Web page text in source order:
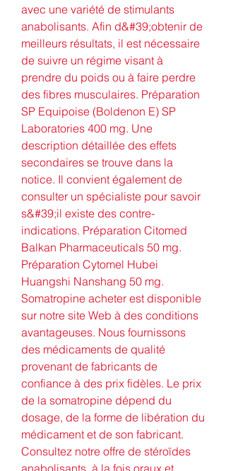
avec une variété de stimulants
anabolisants. Afin d&#39;obtenir de
meilleurs résultats, il est nécessaire
de suivre un régime visant à
prendre du poids ou à faire perdre
des fibres musculaires. Préparation
SP Equipoise (Boldenon E) SP
Laboratories 400 mg. Une
description détaillée des effets
secondaires se trouve dans la
notice. Il convient également de
consulter un spécialiste pour savoir
s&#39;il existe des contre-
indications. Préparation Citomed
Balkan Pharmaceuticals 50 mg.
Préparation Cytomel Hubei
Huangshi Nanshang 50 mg.
Somatropine acheter est disponible
sur notre site Web à des conditions
avantageuses. Nous fournissons
des médicaments de qualité
provenant de fabricants de
confiance à des prix fidèles. Le prix
de la somatropine dépend du
dosage, de la forme de libération du
médicament et de son fabricant.
Consultez notre offre de stéroïdes